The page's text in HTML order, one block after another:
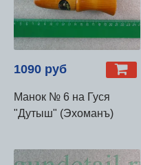
1090 руб
Манок № 6 на Гуся
"Дутыш" (Эхоманъ)